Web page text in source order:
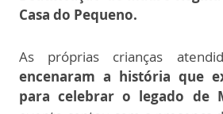
Casa do Pequeno.
As próprias crianças
encenaram a história que
para celebrar o legado de